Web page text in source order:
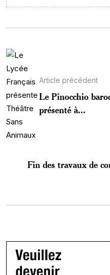
Article précédent
Le Pinocchio
présenté à...
Fin des travaux de